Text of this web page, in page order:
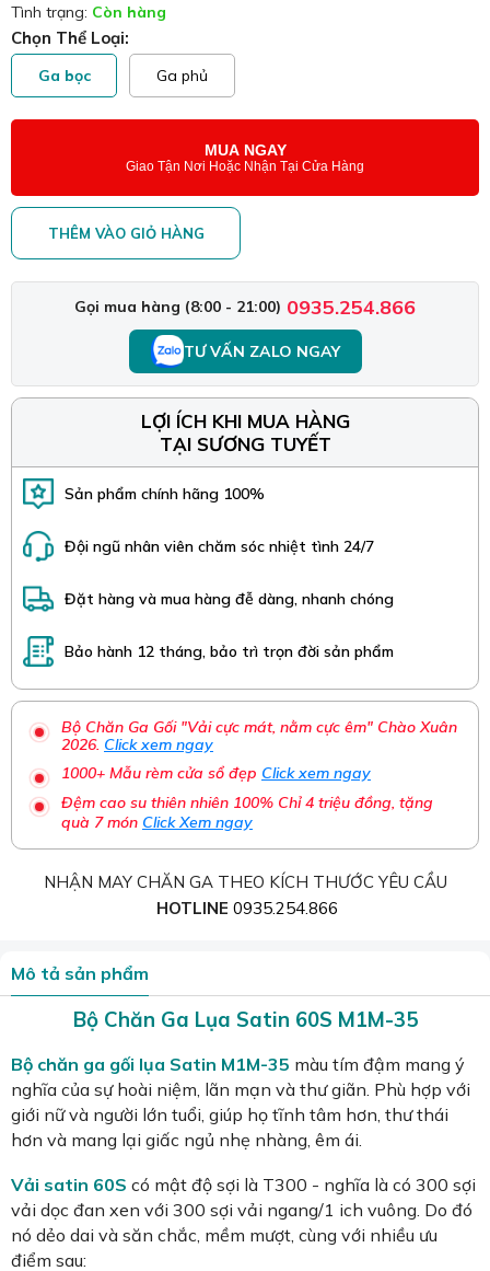
Tình trạng: Còn hàng
Chọn Thể Loại:
Ga bọc Ga phủ
MUA NGAY
Giao Tận Nơi Hoặc Nhận Tại Cửa Hàng
THÊM VÀO GIỎ HÀNG
Gọi mua hàng (8:00 - 21:00) 0935.254.866
TƯ VẤN ZALO NGAY
LỢI ÍCH KHI MUA HÀNG
TẠI SƯƠNG TUYẾT
Sản phẩm chính hãng 100%
Đội ngũ nhân viên chăm sóc nhiệt tình 24/7
Đặt hàng và mua hàng đễ dàng, nhanh chóng
Bảo hành 12 tháng, bảo trì trọn đời sản phẩm
Bộ Chăn Ga Gối "Vải cực mát, nằm cực êm" Chào Xuân
2026. Click xem ngay
1000+ Mẫu rèm cửa sổ đẹp Click xem ngay
Đệm cao su thiên nhiên 100% Chỉ 4 triệu đồng, tặng
quà 7 món Click Xem ngay
NHẬN MAY CHĂN GA THEO KÍCH THƯỚC YÊU CẦU
HOTLINE 0935.254.866
Mô tả sản phẩm
Bộ Chăn Ga Lụa Satin 60S M1M-35
Bộ chăn ga gối lụa Satin M1M-35 màu tím đậm mang ý
nghĩa của sự hoài niệm, lãn mạn và thư giãn. Phù hợp với
giới nữ và người lớn tuổi, giúp họ tĩnh tâm hơn, thư thái
hơn và mang lại giấc ngủ nhẹ nhàng, êm ái.
Vải satin 60S có mật độ sợi là T300 - nghĩa là có 300 sợi
vải dọc đan xen với 300 sợi vải ngang/1 ich vuông. Do đó
nó dẻo dai và săn chắc, mềm mượt, cùng với nhiều ưu
điểm sau: